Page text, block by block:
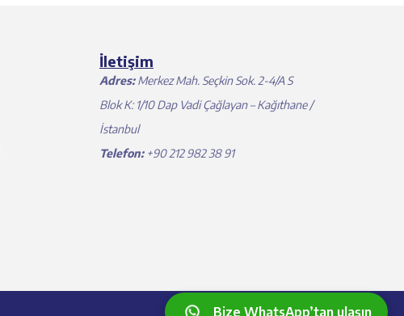
İletişim
Adres:Merkez Mah. Seçkin Sok. 2-4/A S
Blok K: 1/10 Dap Vadi Çağlayan – Kağıthane /
İstanbul
Telefon:+90 212 982 38 91
Bize WhatsApp’tan ulaşın